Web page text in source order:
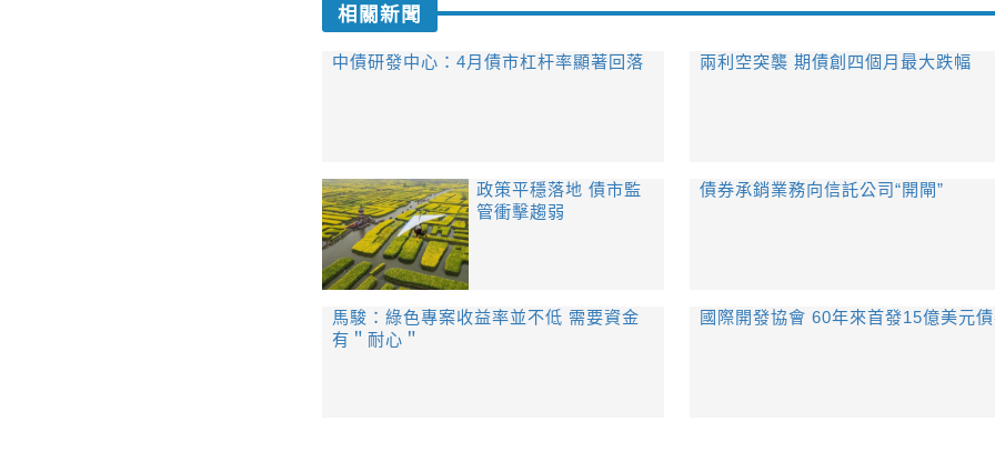
相關新聞
​中債研發中心：4月債市杠杆率顯著回落 ​兩利空突襲 期債創四個月最大跌幅
​政策平穩落地 債市監
管衝擊趨弱
​債券承銷業務向信託公司“開閘”
馬駿：綠色專案收益率並不低 需要資金
有＂耐心＂
國際開發協會 60年來首發15億美元